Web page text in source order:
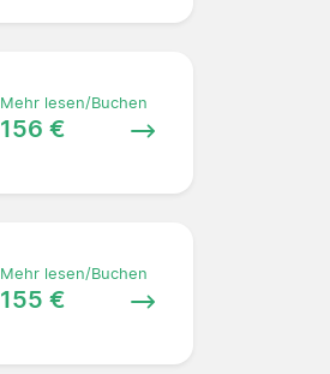
Mehr lesen/Buchen
156 €
Mehr lesen/Buchen
155 €